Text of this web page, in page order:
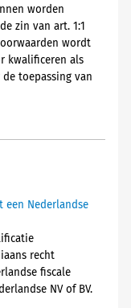
worden
zin van art. 1:1
wordt
kwalificeren als
toepassing van
een Nederlandse
recht
fiscale
NV of BV.